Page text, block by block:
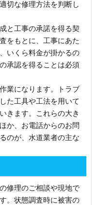
切な修理方法を判断し
と工事の承諾を得る契
をもとに、工事にあた
いくら料金が掛かるの
承認を得ることは必須
業になります。トラブ
た工具や工法を用いて
きます。これらの大き
か、お電話からのお問
のが、水道業者の主な
修理のご相談や現地で
。状態調査時に被害の